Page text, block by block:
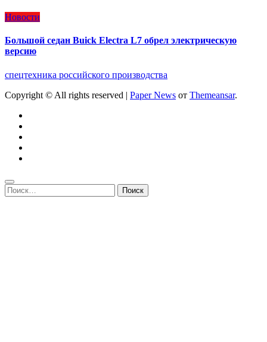
Новости
Большой седан Buick Electra L7 обрел электрическую
версию
спецтехника российского производства
Copyright © All rights reserved | Paper News от Themeansar.
Найти: